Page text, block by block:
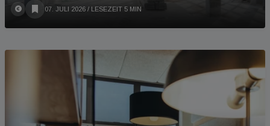
07. JULI 2026 / LESEZEIT 5 MIN